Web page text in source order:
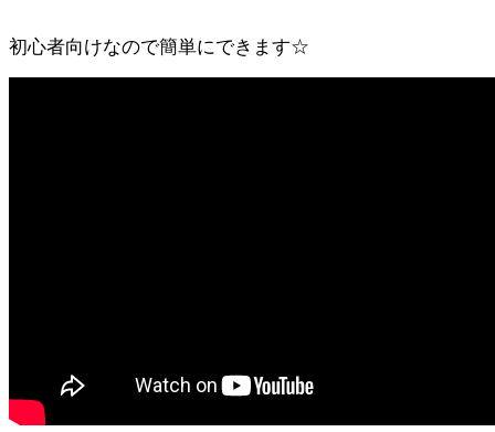
初心者向けなので簡単にできます☆